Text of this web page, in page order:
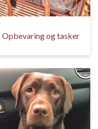
Opbevaring og tasker